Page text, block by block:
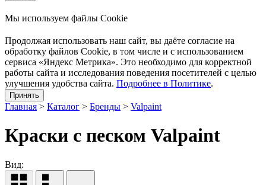
Мы используем файлы Cookie
Продолжая использовать наш cайт, вы даёте согласие на
обработку файлов Cookie, в том числе и с использованием
сервиса «Яндекс Метрика». Это необходимо для корректной
работы сайта и исследования поведения посетителей с целью
улучшения удобства сайта. Подробнее в Политике.
Принять
Главная > Каталог > Бренды > Valpaint
Краски с песком Valpaint
Вид: